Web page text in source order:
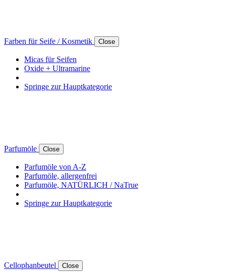
Farben für Seife / Kosmetik Close
Micas für Seifen
Oxide + Ultramarine
Springe zur Hauptkategorie
Parfumöle Close
Parfumöle von A-Z
Parfumöle, allergenfrei
Parfumöle, NATÜRLICH / NaTrue
Springe zur Hauptkategorie
Cellophanbeutel Close